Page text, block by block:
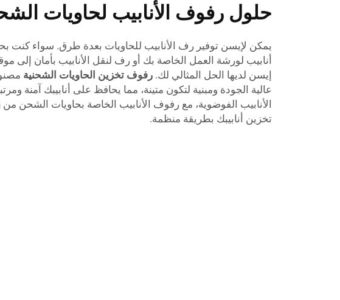
حلول رفوف الأنابيب لحاويات
يمكن لإيسن توفير رف الأنابيب للحاويات بعدة طرق. سواء كنت
أنابيب لورشة العمل الخاصة بك أو رف لنقل الأنابيب بأمان إلى
إيسن لديها الحل المثالي لك. رفوف تخزين الحاويات الشحنية
عالية الجودة ومبنية لتكون متينة، مما يحافظ على أنابيبك آمنة
تخزين أنابيبك بطريقة منظمة.